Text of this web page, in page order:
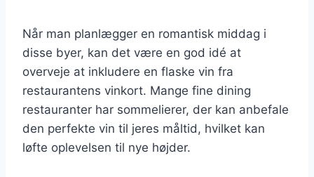
Når man planlægger en romantisk middag i
disse byer, kan det være en god idé at
overveje at inkludere en flaske vin fra
restaurantens vinkort. Mange fine dining
restauranter har sommelierer, der kan anbefale
den perfekte vin til jeres måltid, hvilket kan
løfte oplevelsen til nye højder.